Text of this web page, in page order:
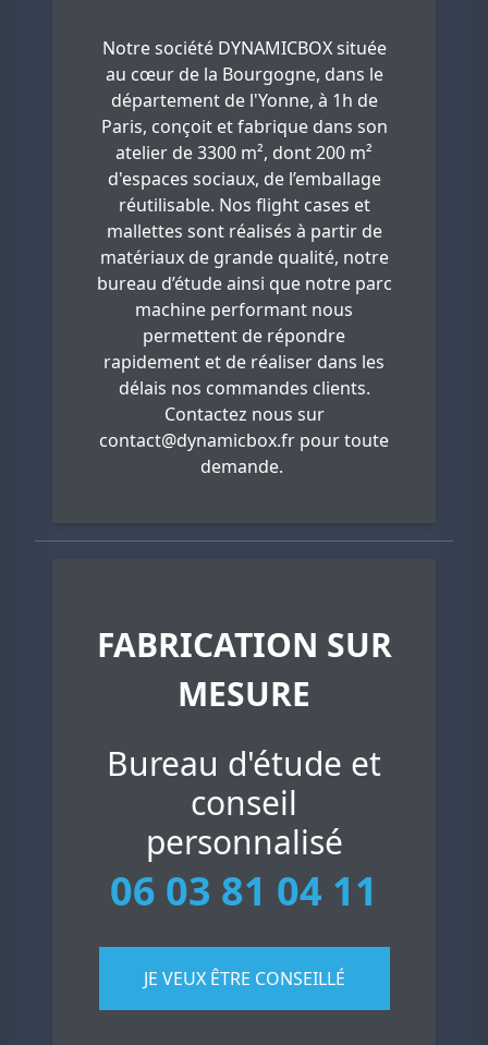
Notre société DYNAMICBOX située
au cœur de la Bourgogne, dans le
département de l'Yonne, à 1h de
Paris, conçoit et fabrique dans son
atelier de 3300 m², dont 200 m²
d'espaces sociaux, de l’emballage
réutilisable. Nos flight cases et
mallettes sont réalisés à partir de
matériaux de grande qualité, notre
bureau d’étude ainsi que notre parc
machine performant nous
permettent de répondre
rapidement et de réaliser dans les
délais nos commandes clients.
Contactez nous sur
contact@dynamicbox.fr pour toute
demande.
FABRICATION SUR
MESURE
Bureau d'étude et
conseil
personnalisé
06 03 81 04 11
JE VEUX ÊTRE CONSEILLÉ